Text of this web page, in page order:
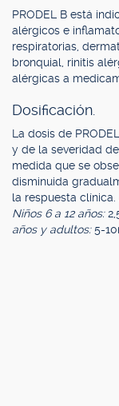
PRODEL B está
alérgicos e
respiratorias,
bronquial, rinitis
alérgicas a
Dosificación.
La dosis de
y de la severidad
medida que se
disminuida
la respuesta clínica.
Niños 6 a 12 años:
años y adultos:5-